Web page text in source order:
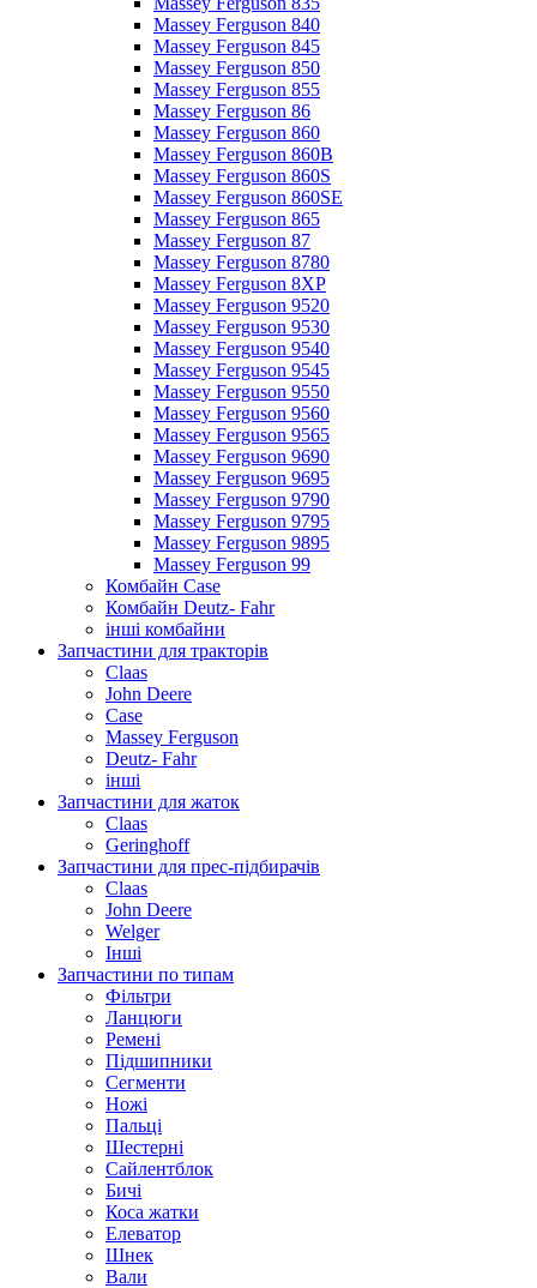
Massey Ferguson 840
Massey Ferguson 845
Massey Ferguson 850
Massey Ferguson 855
Massey Ferguson 86
Massey Ferguson 860
Massey Ferguson 860B
Massey Ferguson 860S
Massey Ferguson 860SE
Massey Ferguson 865
Massey Ferguson 87
Massey Ferguson 8780
Massey Ferguson 8XP
Massey Ferguson 9520
Massey Ferguson 9530
Massey Ferguson 9540
Massey Ferguson 9545
Massey Ferguson 9550
Massey Ferguson 9560
Massey Ferguson 9565
Massey Ferguson 9690
Massey Ferguson 9695
Massey Ferguson 9790
Massey Ferguson 9795
Massey Ferguson 9895
Massey Ferguson 99
Комбайн Case
Комбайн Deutz- Fahr
інші комбайни
Запчастини для тракторів
Claas
John Deere
Case
Massey Ferguson
Deutz- Fahr
інші
Запчастини для жаток
Claas
Geringhoff
Запчастини для прес-підбирачів
Claas
John Deere
Welger
Інші
Запчастини по типам
Фільтри
Ланцюги
Ремені
Підшипники
Сегменти
Ножі
Пальці
Шестерні
Сайлентблок
Бичі
Коса жатки
Елеватор
Шнек
Вали